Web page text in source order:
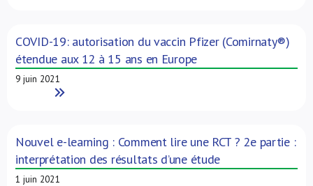
COVID-19: autorisation du vaccin Pfizer (Comirnaty®)
étendue aux 12 à 15 ans en Europe
9 juin 2021
Read More
Nouvel e-learning : Comment lire une RCT ? 2e partie :
interprétation des résultats d’une étude
1 juin 2021